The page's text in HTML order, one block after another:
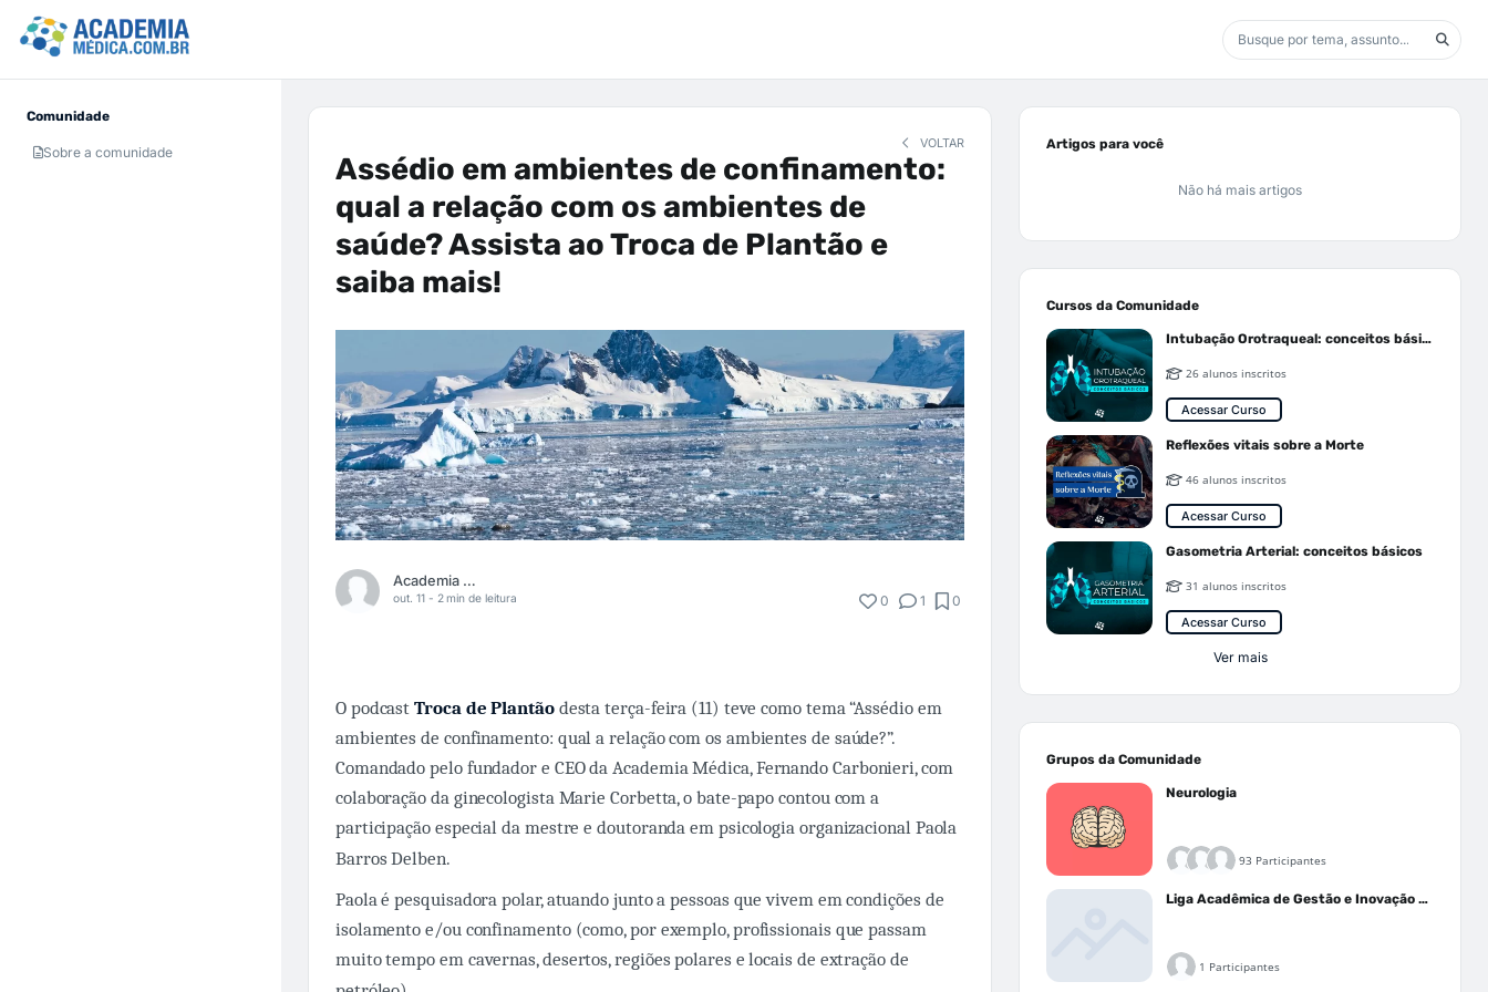
Comunidade
Sobre a comunidade
VOLTAR
Assédio em ambientes de confinamento:
qual a relação com os ambientes de
saúde? Assista ao Troca de Plantão e
saiba mais!
Academia Médica
out. 11 - 2 min de leitura 0 1 0
O podcastTroca de Plantãodesta terça-feira (11) teve como tema “Assédio em
ambientes de confinamento: qual a relação com os ambientes de saúde?”.
Comandado pelo fundador e CEO da Academia Médica, Fernando Carbonieri, com
colaboração da ginecologista Marie Corbetta, o bate-papo contou com a
participação especial da mestre e doutoranda em psicologia organizacional Paola
Barros Delben.
Paola é pesquisadora polar, atuando junto a pessoas que vivem em condições de
isolamento e/ou confinamento (como, por exemplo, profissionais que passam
muito tempo em cavernas, desertos, regiões polares e locais de extração de
Artigos para você
Não há mais artigos
Cursos da Comunidade
Intubação Orotraqueal: conceitos básicos
26 alunos inscritos
Acessar Curso
Reflexões vitais sobre a Morte
46 alunos inscritos
Acessar Curso
Gasometria Arterial: conceitos básicos
31 alunos inscritos
Acessar Curso
Ver mais
Grupos da Comunidade
Neurologia
93 Participantes
Liga Acadêmica de Gestão e Inovação Médica - LAGIM
1 Participantes